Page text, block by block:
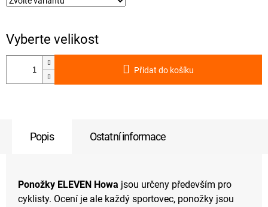
Přidat do košíku
Popis Ostatní informace
Ponožky ELEVEN Howa jsou určeny především pro
cyklisty. Ocení je ale každý sportovec, ponožky jsou